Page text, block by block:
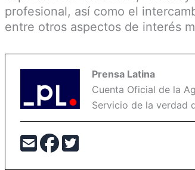
profesional, así como el
entre otros aspectos de interés
Prensa Latina
Cuenta Oficial de la
Servicio de la verdad